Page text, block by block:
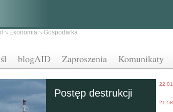
blogAID Zaproszenia Komunikaty
Ekonomia Gospodarka
Postęp destrukcji
22:01
21:58